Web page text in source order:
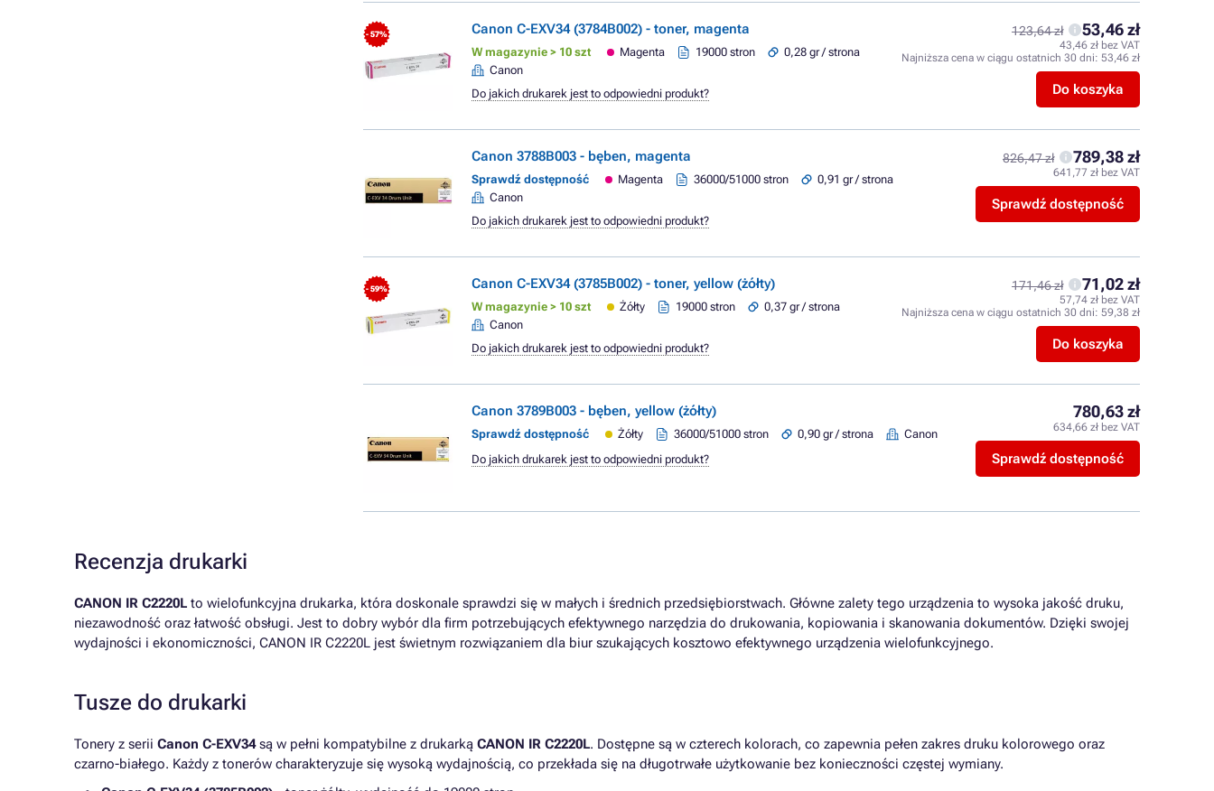
- 57% Canon C-EXV34 (3784B002) - toner, magenta
W magazynie > 10 szt Magenta 19000 stron
0,28 gr / strona
Canon
123,64 zł 53,46 zł
43,46 zł bez VAT
Najniższa cena w ciągu ostatnich 30 dni: 53,46 zł
Do koszyka
Do jakich drukarek jest to odpowiedni produkt?
Canon 3788B003 - bęben, magenta
Sprawdź dostępność Magenta 36000/51000 stron
0,91 gr / strona
Canon
826,47 zł 789,38 zł
641,77 zł bez VAT
Sprawdź dostępność
Do jakich drukarek jest to odpowiedni produkt?
- 59% Canon C-EXV34 (3785B002) - toner, yellow (żółty)
W magazynie > 10 szt Żółty 19000 stron
0,37 gr / strona
Canon
171,46 zł 71,02 zł
57,74 zł bez VAT
Najniższa cena w ciągu ostatnich 30 dni: 59,38 zł
Do koszyka
Do jakich drukarek jest to odpowiedni produkt?
Canon 3789B003 - bęben, yellow (żółty)
Sprawdź dostępność Żółty 36000/51000 stron 0,90 gr / strona Canon
780,63 zł
634,66 zł bez VAT
Sprawdź dostępność
Do jakich drukarek jest to odpowiedni produkt?
Recenzja drukarki
CANON IR C2220L to wielofunkcyjna drukarka, która doskonale sprawdzi się w małych i średnich przedsiębiorstwach. Główne zalety tego urządzenia to wysoka jakość druku,
niezawodność oraz łatwość obsługi. Jest to dobry wybór dla firm potrzebujących efektywnego narzędzia do drukowania, kopiowania i skanowania dokumentów. Dzięki swojej
wydajności i ekonomiczności, CANON IR C2220L jest świetnym rozwiązaniem dla biur szukających kosztowo efektywnego urządzenia wielofunkcyjnego.
Tusze do drukarki
Tonery z serii Canon C-EXV34są w pełni kompatybilne z drukarką CANON IR C2220L. Dostępne są w czterech kolorach, co zapewnia pełen zakres druku kolorowego oraz
czarno-białego. Każdy z tonerów charakteryzuje się wysoką wydajnością, co przekłada się na długotrwałe użytkowanie bez konieczności częstej wymiany.